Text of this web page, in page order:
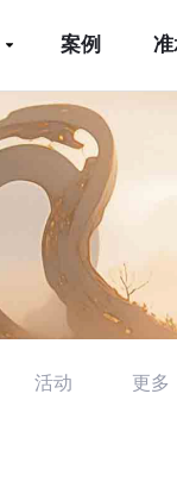
案例
活动 更多